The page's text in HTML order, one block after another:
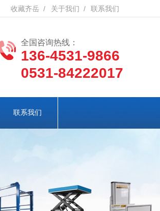
收藏齐岳 / 关于我们 / 联系我们
全国咨询热线：
136-4531-9866
0531-84222017
联系我们